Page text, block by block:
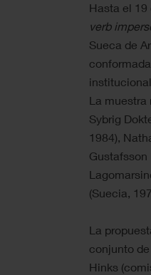
Hasta el 19
verb
Sueca de
La muestra
Sybrig
1984),
Gustafsson
(Suecia,
La
conjunto
Hinks